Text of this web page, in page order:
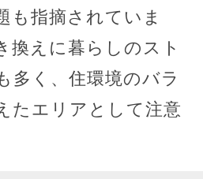
も指摘されていま
換えに暮らしのスト
多く、住環境のバラ
たエリアとして注意